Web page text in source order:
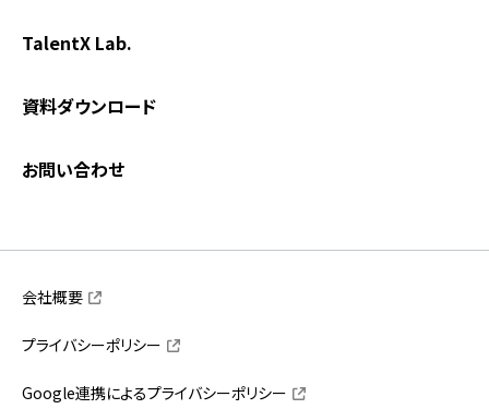
TalentX Lab.
資料ダウンロード
お問い合わせ
会社概要
プライバシーポリシー
Google連携によるプライバシーポリシー